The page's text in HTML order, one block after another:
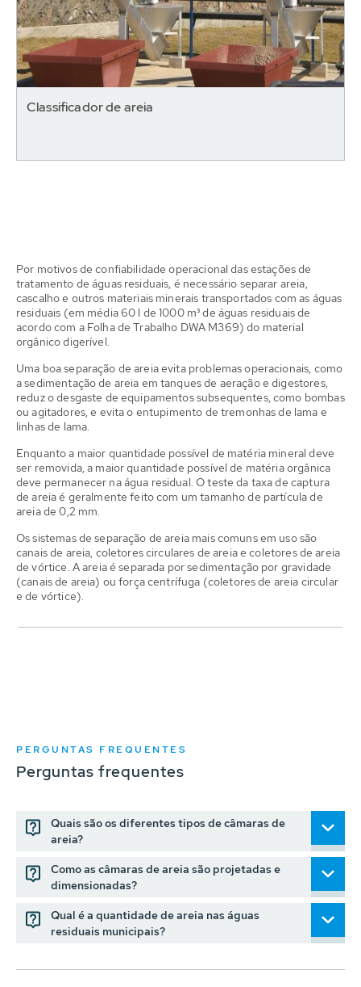
Classificador de areia
Por motivos de confiabilidade operacional das estações de
tratamento de águas residuais, é necessário separar areia,
cascalho e outros materiais minerais transportados com as águas
residuais (em média 60 l de 1000 m³ de águas residuais de
acordo com a Folha de Trabalho DWA M369) do material
orgânico digerível.
Uma boa separação de areia evita problemas operacionais, como
a sedimentação de areia em tanques de aeração e digestores,
reduz o desgaste de equipamentos subsequentes, como bombas
ou agitadores, e evita o entupimento de tremonhas de lama e
linhas de lama.
Enquanto a maior quantidade possível de matéria mineral deve
ser removida, a maior quantidade possível de matéria orgânica
deve permanecer na água residual. O teste da taxa de captura
de areia é geralmente feito com um tamanho de partícula de
areia de 0,2 mm.
Os sistemas de separação de areia mais comuns em uso são
canais de areia, coletores circulares de areia e coletores de areia
de vórtice. A areia é separada por sedimentação por gravidade
(canais de areia) ou força centrífuga (coletores de areia circular
e de vórtice).
PERGUNTAS FREQUENTES
Perguntas frequentes
Quais são os diferentes tipos de câmaras de
areia?
Como as câmaras de areia são projetadas e
dimensionadas?
Qual é a quantidade de areia nas águas
residuais municipais?